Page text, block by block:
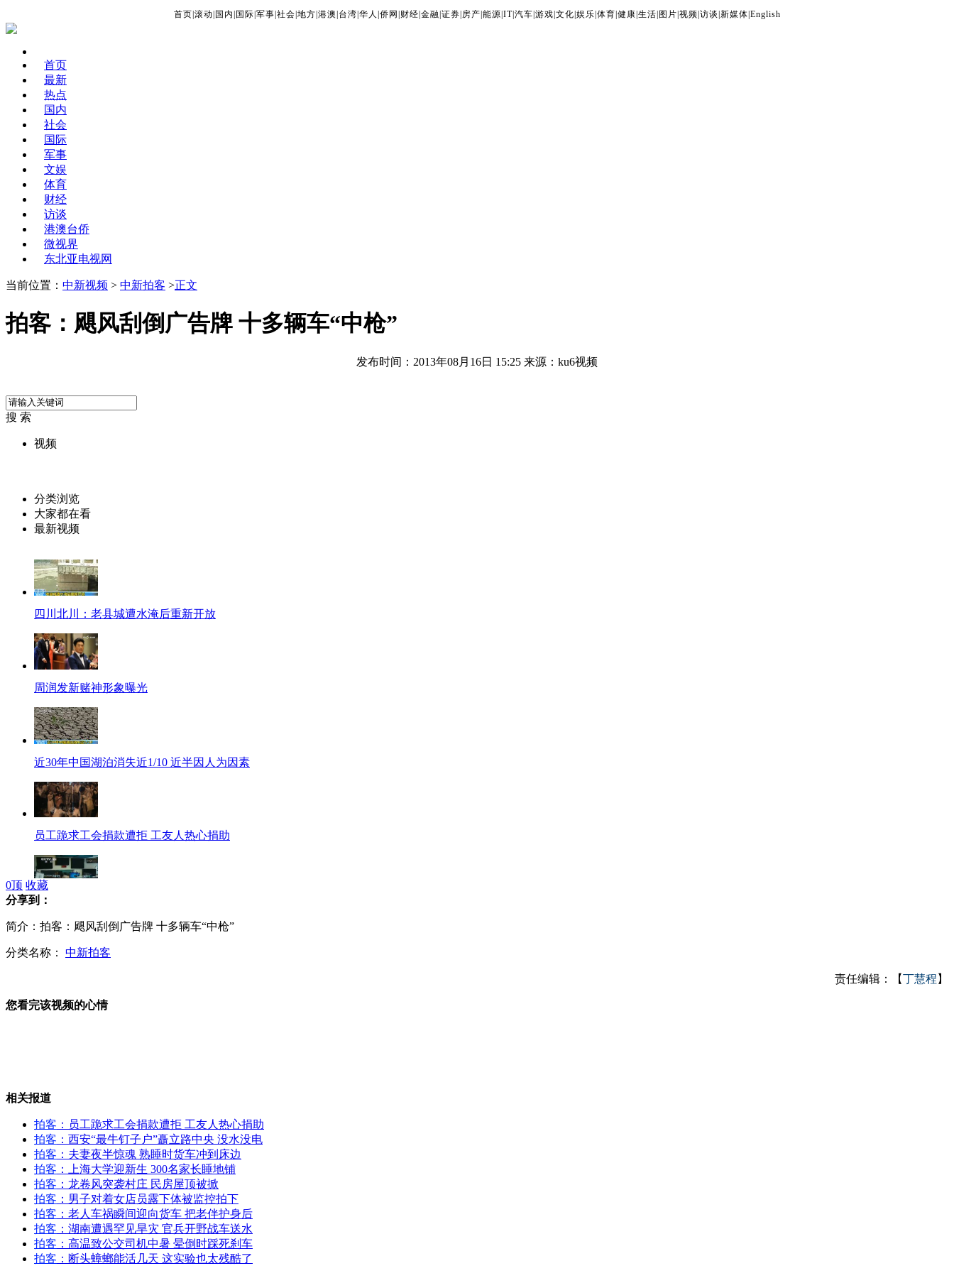
首页 滚动 国内 国际 军事 社会 地方 港澳 台湾 华人 侨网 财经 金融 证券 房产 能源 IT| 汽车 游戏 文化 娱乐 体育 健康 生活 图片 视频 访谈 新媒体 English
首页
最新
热点
国内
社会
国际
军事
文娱
体育
财经
访谈
港澳台侨
微视界
东北亚电视网
当前位置： 中新视频 > 中新拍客 >正文
拍客：飓风刮倒广告牌 十多辆车“中枪”
发布时间：2013年08月16日 15:25 来源：ku6视频
搜 索
视频
分类浏览
大家都在看
最新视频
四川北川：老县城遭水淹后重新开放
周润发新赌神形象曝光
近30年中国湖泊消失近1/10 近半因人为因素
员工跪求工会捐款遭拒 工友人热心捐助
新西兰地震引发滑坡 首都交通受影响
可口可乐称人造甜味剂对人体无害
夫妻夜半惊魂 熟睡时货车冲到床边
男子飙摩托刹车失灵女友被甩下桥
0顶 收藏
分享到：
简介：拍客：飓风刮倒广告牌 十多辆车“中枪”
分类名称： 中新拍客
责任编辑：【丁慧程 】
您看完该视频的心情
相关报道
拍客 ：员工跪求工会捐款遭拒 工友人热心捐助
拍客 ：西安“最牛钉子户”矗立路中央 没水没电
拍客 ：夫妻夜半惊魂 熟睡时货车冲到床边
拍客 ：上海大学迎新生 300名家长睡地铺
拍客 ：龙卷风突袭村庄 民房屋顶被掀
拍客 ：男子对着女店员露下体被监控拍下
拍客 ：老人车祸瞬间迎向货车 把老伴护身后
拍客 ：湖南遭遇罕见旱灾 官兵开野战车送水
拍客 ：高温致公交司机中暑 晕倒时踩死刹车
拍客 ：断头蟑螂能活几天 这实验也太残酷了